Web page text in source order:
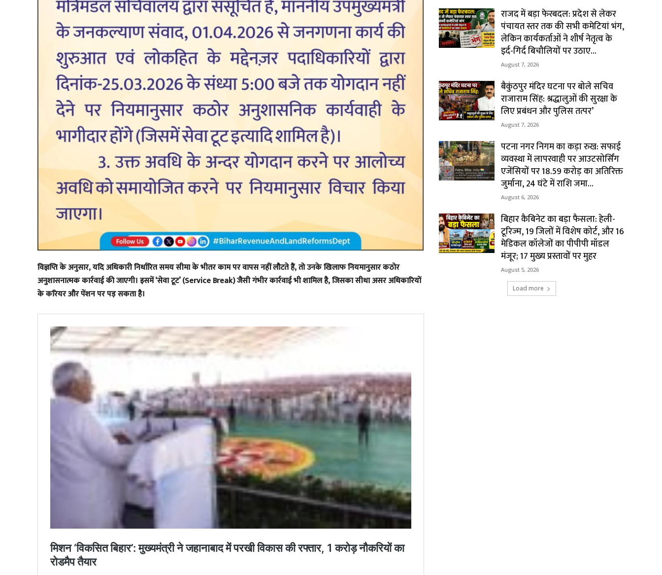
​विज्ञप्ति के अनुसार, यदि अधिकारी निर्धारित समय सीमा के भीतर काम पर वापस नहीं लौटते हैं, तो उनके खिलाफ नियमानुसार कठोर
अनुशासनात्मक कार्रवाई की जाएगी। इसमें ‘सेवा टूट’ (Service Break) जैसी गंभीर कार्रवाई भी शामिल है, जिसका सीधा असर अधिकारियों
के करियर और पेंशन पर पड़ सकता है।
राजद में बड़ा फेरबदल: प्रदेश से लेकर
पंचायत स्तर तक की सभी कमेटियां भंग,
लेकिन कार्यकर्ताओं ने शीर्ष नेतृत्व के
इर्द-गिर्द बिचौलियों पर उठाए...
August 7, 2026
बैकुंठपुर मंदिर घटना पर बोले सचिव
राजाराम सिंह: श्रद्धालुओं की सुरक्षा के
लिए प्रबंधन और पुलिस तत्पर’
August 7, 2026
पटना नगर निगम का कड़ा रुख: सफाई
व्यवस्था में लापरवाही पर आउटसोर्सिंग
एजेंसियों पर ₹18.59 करोड़ का अतिरिक्त
जुर्माना, 24 घंटे में राशि जमा...
August 6, 2026
बिहार कैबिनेट का बड़ा फैसला: हेली-
टूरिज्म, 19 जिलों में विशेष कोर्ट, और 16
मेडिकल कॉलेजों का पीपीपी मॉडल
मंजूर; 17 मुख्य प्रस्तावों पर मुहर
August 5, 2026
Load more